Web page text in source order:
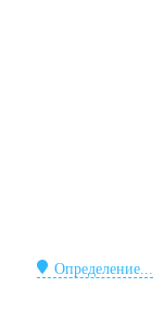
Определение...